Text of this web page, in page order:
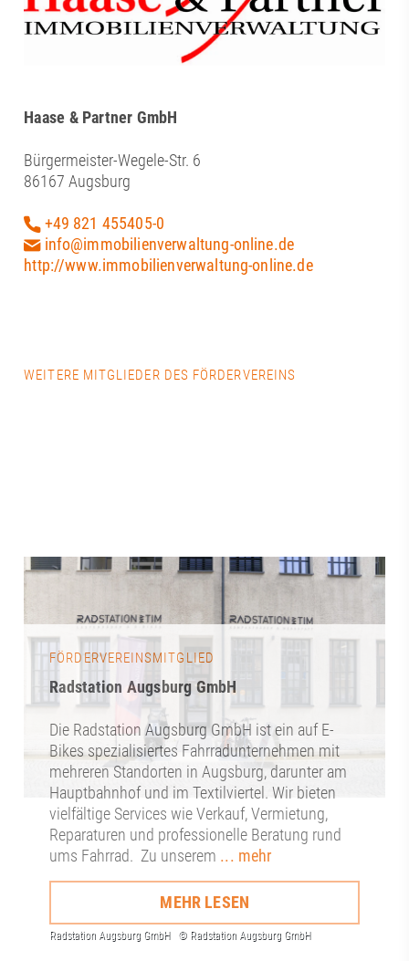
Haase & Partner GmbH
Bürgermeister-Wegele-Str. 6
86167 Augsburg
+49 821 455405-0
info@immobilienverwaltung-online.de
http://www.immobilienverwaltung-online.de
WEITERE MITGLIEDER DES FÖRDERVEREINS
FÖRDERVEREINSMITGLIED
Radstation Augsburg GmbH
Die Radstation Augsburg GmbH ist ein auf E-
Bikes spezialisiertes Fahrradunternehmen mit
mehreren Standorten in Augsburg, darunter am
Hauptbahnhof und im Textilviertel. Wir bieten
vielfältige Services wie Verkauf, Vermietung,
Reparaturen und professionelle Beratung rund
ums Fahrrad. Zu unserem ... mehr
MEHR LESEN